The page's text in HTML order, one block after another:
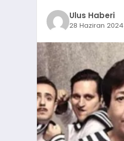
Ulus Haberi
28 Haziran 2024